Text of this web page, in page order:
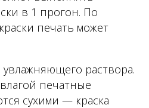
в 1 прогон. По
печать может
раствора.
печатные
сухими — краска